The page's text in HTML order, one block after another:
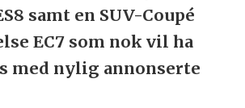
samt en SUV-Coupé
EC7 som nok vil ha
med nylig annonserte